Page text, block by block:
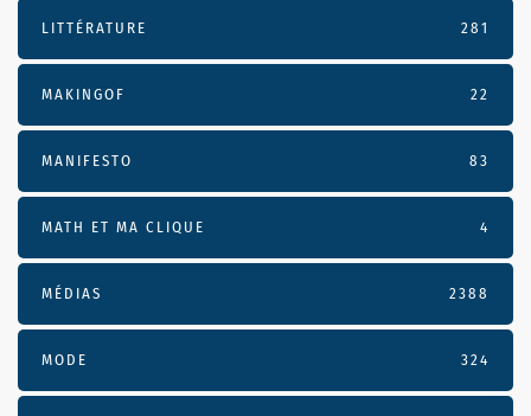
LITTÉRATURE 281
MAKINGOF 22
MANIFESTO 83
MATH ET MA CLIQUE 4
MÉDIAS 2388
MODE 324